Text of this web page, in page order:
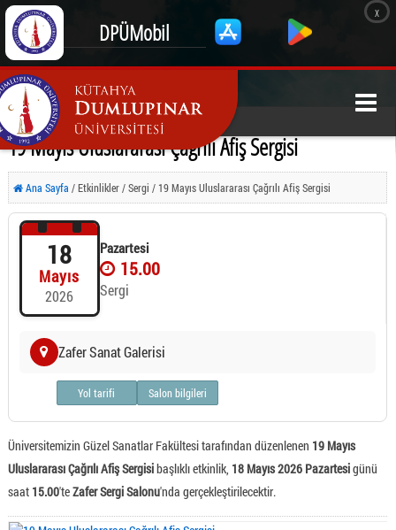
DPÜMobil
x
19 Mayıs Uluslararası Çağrılı Afiş Sergisi
Ana Sayfa / Etkinlikler / Sergi / 19 Mayıs Uluslararası Çağrılı Afiş Sergisi
18
Mayıs
2026
Pazartesi
15.00
Sergi
Zafer Sanat Galerisi
Yol tarifi Salon bilgileri
Üniversitemizin Güzel Sanatlar Fakültesi tarafından düzenlenen 19 Mayıs
Uluslararası Çağrılı Afiş Sergisibaşlıklı etkinlik, 18 Mayıs 2026 Pazartesigünü
saat 15.00'teZafer Sergi Salonu'nda gerçekleştirilecektir.